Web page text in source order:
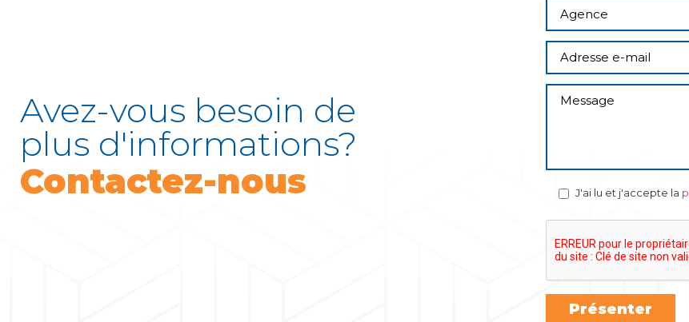
Avez-vous besoin de
plus d'informations?
Contactez-nous
J'ai lu et j'accepte la